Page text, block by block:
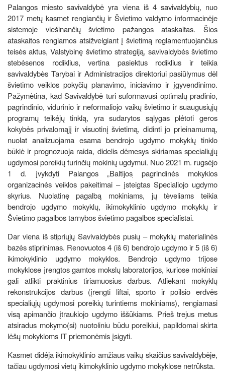
Palangos miesto savivaldybė yra viena iš 4 savivaldybių, nuo
2017 metų kasmet rengiančių ir Švietimo valdymo informacinėje
sistemoje viešinančių švietimo pažangos ataskaitas. Šios
ataskaitos rengiamos atsižvelgiant į švietimą reglamentuojančius
teisės aktus, Valstybinę švietimo strategiją, savivaldybės švietimo
stebėsenos rodiklius, vertina pasiektus rodiklius ir teikia
savivaldybės Tarybai ir Administracijos direktoriui pasiūlymus dėl
švietimo veiklos pokyčių planavimo, iniciavimo ir įgyvendinimo.
Pažymėtina, kad Savivaldybė turi suformavusi optimalų pradinio,
pagrindinio, vidurinio ir neformaliojo vaikų švietimo ir suaugusiųjų
programų teikėjų tinklą, yra sudarytos sąlygas plėtoti geros
kokybės privalomąjį ir visuotinį švietimą, didinti jo prieinamumą,
nuolat analizuojama esama bendrojo ugdymo mokyklų tinklo
būklė ir prognozuoja raida, didelis dėmesys skiriamas specialiųjų
ugdymosi poreikių turinčių mokinių ugdymui. Nuo 2021 m. rugsėjo
1 d. įvykdyti Palangos „Baltijosׅ pagrindinės mokyklos
organizacinės veiklos pakeitimai – įsteigtas Specialiojo ugdymo
skyrius. Nuolatinę pagalbą mokiniams, jų tėveliams teikia
bendrojo ugdymo mokyklų, ikimokyklinio ugdymo mokyklų ir
Švietimo pagalbos tarnybos švietimo pagalbos specialistai.
Dar viena iš stipriųjų Savivaldybės pusių – mokyklų materialinės
bazės stiprinimas. Renovuotos 4 (iš 6) bendrojo ugdymo ir 5 (iš 6)
ikimokyklinio ugdymo mokyklos. Bendrojo ugdymo trijose
mokyklose įrengtos gamtos mokslų laboratorijos, kuriose mokiniai
gali atlikti praktinius tiriamuosius darbus. Atliekant mokyklų
rekonstrukcijos darbus (įrengti liftai, sporto ir poilsio erdvės
specialiųjų ugdymosi poreikių turintiems mokiniams), rengiamasi
visą apimančio įtraukiojo ugdymo iššūkiams. Prieš trejus metus
atsiradus mokymo(si) nuotoliniu būdu poreikiui, papildomai skirta
lėšų mokykloms IT priemonėmis įsigyti.
Kasmet didėja ikimokyklinio amžiaus vaikų skaičius savivaldybėje,
tačiau ugdymosi vietų ikimokyklinio ugdymo mokyklose netrūksta.